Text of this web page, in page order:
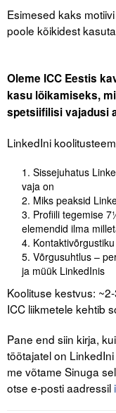
Esimesed kaks
poole kõikidest
Oleme ICC Eestis
kasu lõikamiseks,
spetsiifilisi vajadusi
LinkedIni
Sissejuhatus
vaja on
Miks peaksid
Profiili tegemise
elemendid ilma
Võrgusuhtlus –
ja müük LinkedInis
Koolituse kestvus:
ICC liikmetele kehtib
Pane end siin kirja,
töötajatel on
me võtame Sinuga
otse e-posti aadressil